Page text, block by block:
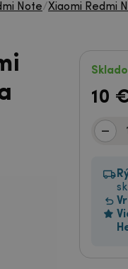
Note/Xiaomi Redmi
10